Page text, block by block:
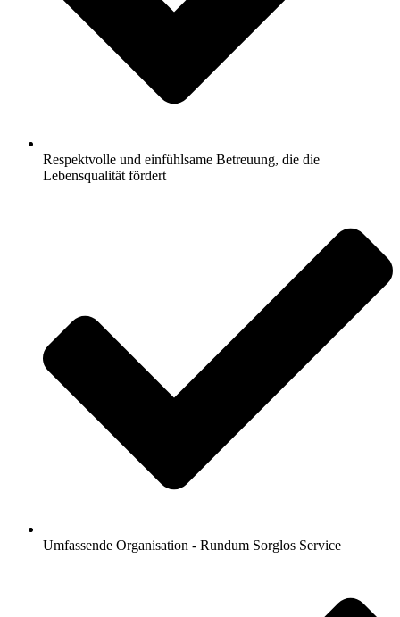
Respektvolle und einfühlsame Betreuung, die die
Lebensqualität fördert
Umfassende Organisation - Rundum Sorglos Service